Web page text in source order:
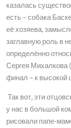
казалась
есть – собака
её хозяева,
заглавную роль в
определённо
Сергея Михалкова
финал – к высокой
Так вот, эти
у нас в большой
рисовали папе-